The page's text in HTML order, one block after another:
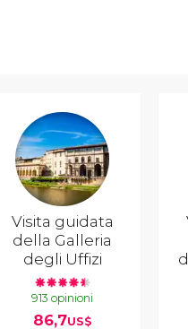
Visita guidata
della Galleria
degli Uffizi
913 opinioni
86,7US$